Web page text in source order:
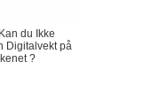
du Ikke
Digitalvekt på
?